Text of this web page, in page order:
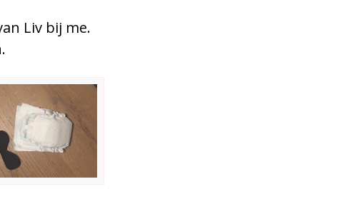
Liv bij me.